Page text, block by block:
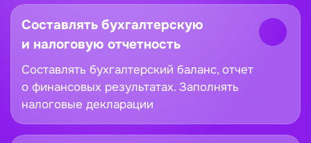
Составлять бухгалтерскую
и налоговую отчетность
Составлять бухгалтерский баланс, отчет
о финансовых результатах. Заполнять
налоговые декларации